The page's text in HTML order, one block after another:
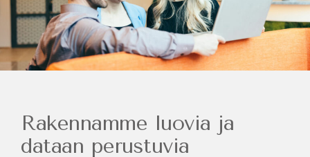
Rakennamme luovia ja
dataan perustuvia